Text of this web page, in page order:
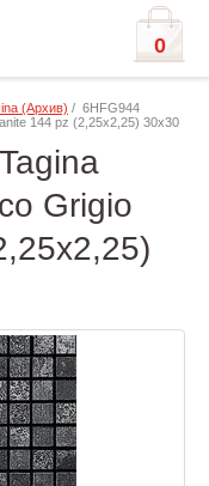
0
(Архив) / 6HFG944
144 pz (2,25x2,25) 30x30
Grigio